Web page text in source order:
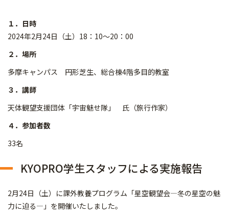
１．日時
2024年2月24日（土）18：10～20：00
２．場所
多摩キャンパス 円形芝生、総合棟4階多目的教室
３．講師
天体観望支援団体「宇宙魅せ隊」 氏（旅行作家）
４．参加者数
33名
KYOPRO学生スタッフによる実施報告
2月24日（土）に課外教養プログラム「星空観望会―冬の星空の魅
力に迫る―」を開催いたしました。